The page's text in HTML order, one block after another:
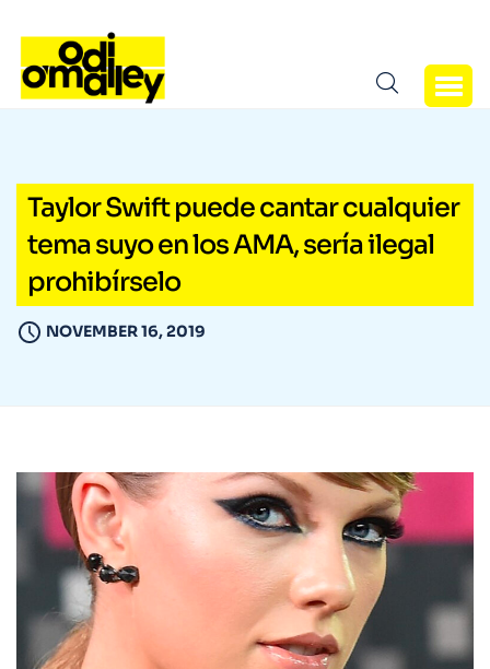
Taylor Swift puede cantar cualquier
tema suyo en los AMA, sería ilegal
prohibírselo
NOVEMBER 16, 2019